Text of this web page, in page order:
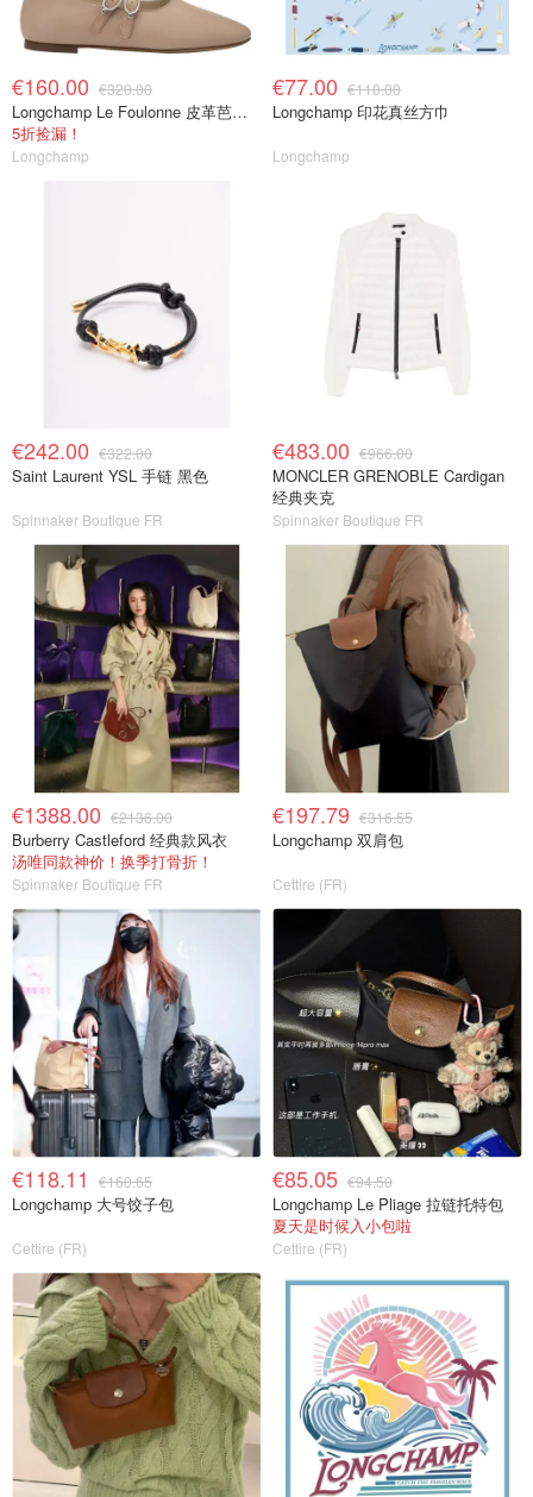
€160.00 €320.00
Longchamp Le Foulonne 皮革芭蕾鞋
5折捡漏！
Longchamp
€77.00 €110.00
Longchamp 印花真丝方巾
Longchamp
€242.00 €322.00
Saint Laurent YSL 手链 黑色
Spinnaker Boutique FR
€483.00 €966.00
MONCLER GRENOBLE Cardigan
经典夹克
Spinnaker Boutique FR
€1388.00 €2136.00
Burberry Castleford 经典款风衣
汤唯同款神价！换季打骨折！
Spinnaker Boutique FR
€197.79 €316.55
Longchamp 双肩包
Cettire (FR)
€118.11 €160.65
Longchamp 大号饺子包
Cettire (FR)
€85.05 €94.50
Longchamp Le Pliage 拉链托特包
夏天是时候入小包啦
Cettire (FR)